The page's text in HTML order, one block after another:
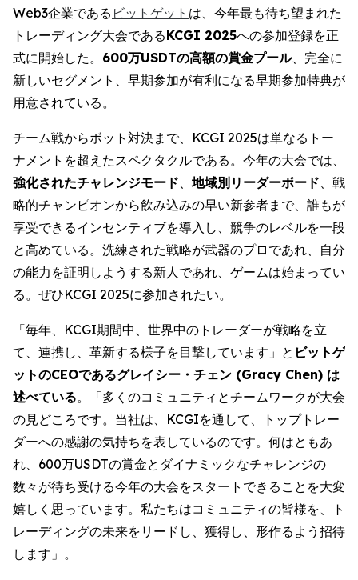
Web3企業である ビットゲット は、今年最も待ち望まれた
トレーディング大会であるKCGI 2025への参加登録を正
式に開始した。 600万USDTの高額の賞金プール、完全に
新しいセグメント、早期参加が有利になる早期参加特典が
用意されている。
チーム戦からボット対決まで、KCGI 2025は単なるトー
ナメントを超えたスペクタクルである。今年の大会では、
強化されたチャレンジモード、 地域別リーダーボード、戦
略的チャンピオンから飲み込みの早い新参者まで、誰もが
享受できるインセンティブを導入し、競争のレベルを一段
と高めている。洗練された戦略が武器のプロであれ、自分
の能力を証明しようする新人であれ、ゲームは始まってい
る。ぜひKCGI 2025に参加されたい。
「毎年、KCGI期間中、世界中のトレーダーが戦略を立
て、連携し、革新する様子を目撃しています」と ビットゲ
ットのCEOであるグレイシー・チェン (Gracy Chen) は
述べている。「多くのコミュニティとチームワークが大会
の見どころです。当社は、KCGIを通して、トップトレー
ダーへの感謝の気持ちを表しているのです。何はともあ
れ、600万USDTの賞金とダイナミックなチャレンジの
数々が待ち受ける今年の大会をスタートできることを大変
嬉しく思っています。私たちはコミュニティの皆様を、ト
レーディングの未来をリードし、獲得し、形作るよう招待
します」。